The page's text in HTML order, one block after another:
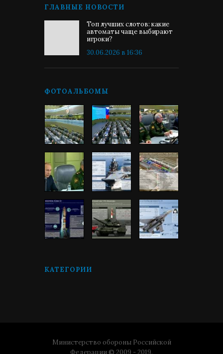
ГЛАВНЫЕ НОВОСТИ
Топ лучших слотов: какие
автоматы чаще выбирают
игроки?
30.06.2026 в 16:36
ФОТОАЛЬБОМЫ
КАТЕГОРИИ
Министерство обороны Российской
Федерации © 2009 - 2019.